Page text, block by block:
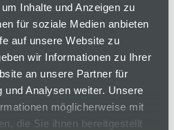
Inhalte und Anzeigen zu
für soziale Medien anbieten
auf unsere Website zu
wir Informationen zu Ihrer
an unsere Partner für
und Analysen weiter. Unsere
möglicherweise mit
die Sie ihnen bereitgestellt
20-6000 mm
In den Warenkorb